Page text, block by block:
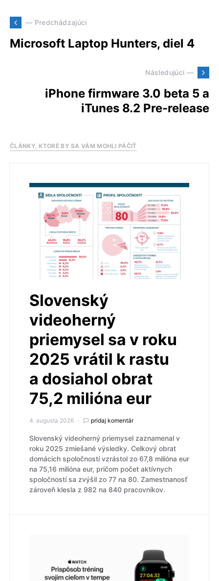
— Predchádzajúci
Microsoft Laptop Hunters, diel 4
Následujúci —
iPhone firmware 3.0 beta 5 a
iTunes 8.2 Pre-release
ČLÁNKY, KTORÉ BY SA VÁM MOHLI PÁČIŤ
Slovenský
videoherný
priemysel sa v roku
2025 vrátil k rastu
a dosiahol obrat
75,2 milióna eur
4. augusta 2026 pridaj komentár
Slovenský videoherný priemysel zaznamenal v
roku 2025 zmiešané výsledky. Celkový obrat
domácich spoločností vzrástol zo 67,8 milióna eur
na 75,16 milióna eur, pričom počet aktívnych
spoločností sa zvýšil zo 77 na 80. Zamestnanosť
zároveň klesla z 982 na 840 pracovníkov.